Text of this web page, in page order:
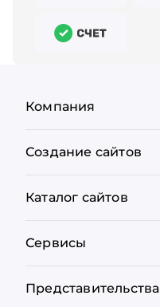
Компания
Создание сайтов
Каталог сайтов
Сервисы
Представительства